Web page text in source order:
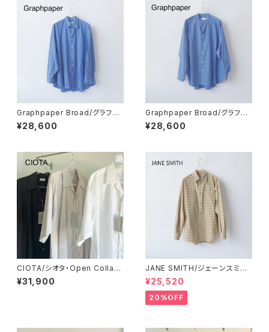
Graphpaper Broad/グラフペ
ーパー・Broad L/S Oversize
d Regular Collar Shirt
¥28,600
Graphpaper Broad/グラフペ
ーパー・Broad L/S Oversize
d Band Collar Shirt
¥28,600
CIOTA/シオタ・Open Collar
Short Sleeve Shirt (Cotton/
Rayon)
¥31,900
JANE SMITH/ジェーンスミス・
Polyester Shadow Check
Work Shirt
¥25,520
20%OFF